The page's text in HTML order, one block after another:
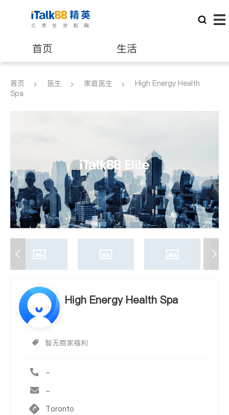
首页 生活
医生 律师
建筑装修
首页 医生 家庭医生
High Energy Health
Spa
High Energy Health Spa
暂无商家福利
-
-
Toronto